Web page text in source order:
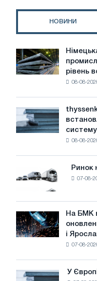
НОВИНИ
Німецька
сталеливарна
промисловість
води
загрожує
безпеці
рівень
08-08-
thyssenkrupp
Rasselstein
встановлює
фотоелектричну
досягнення
цілей
декарбонізації
08-08-
Ринок
нових
вантажівок
у
липні
Ринок
07-08-
На
БМК
виробили
трамвайних
На БМК
і
07-08-
У